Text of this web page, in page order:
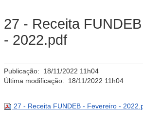
27 - Receita
- 2022.pdf
Publicação: 18/11/2022 11h04
Última modificação: 18/11/2022 11h04
27 - Receita FUNDEB - Fevereiro -